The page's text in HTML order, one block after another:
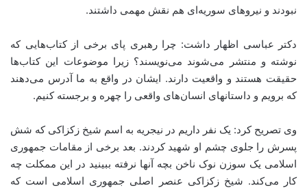
نبودند و نیروهای سوریه‌ای هم نقش مهمی داشتند.
دکتر عباسی اظهار داشت: چرا رهبری پای برخی از کتاب‌هایی که
نوشته و منتشر می‌شوند می‌نویسند؟ زیرا موضوعات این کتاب‌ها
حقیقت هستند و واقعیت دارند. ایشان در واقع به ما آدرس می‌دهند
که برویم و داستان‎های انسان‌های واقعی را چهره و برجسته کنیم.
وی تصریح کرد: یک نفر داریم در نیجریه به اسم شیخ زکزاکی که شش
پسرش را جلوی چشم او شهید کردند. بعد برخی از مقامات جمهوری
اسلامی یک سوزن نوک ناخن بچه آنها نرفته ببینید در این ممکلت چه
کار می‌کند. شیخ زکزاکی عنصر اصلی جمهوری اسلامی است که